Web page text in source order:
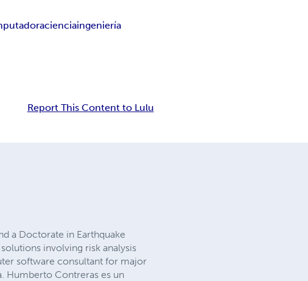
cienciaingeniería
Report This Content to Lulu
a Doctorate in Earthquake
involving risk analysis
software consultant for major
Humberto Contreras es un